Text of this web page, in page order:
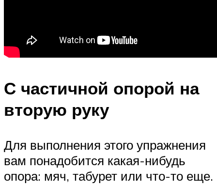
С частичной опорой на
вторую руку
Для выполнения этого упражнения
вам понадобится какая-нибудь
опора: мяч, табурет или что-то еще.